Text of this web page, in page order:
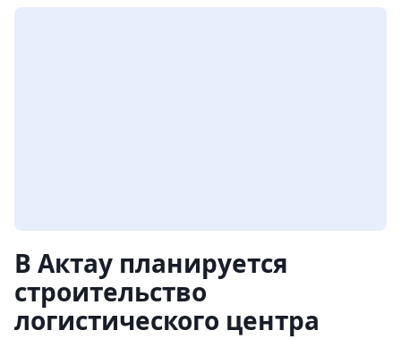
В Актау планируется
строительство
логистического центра